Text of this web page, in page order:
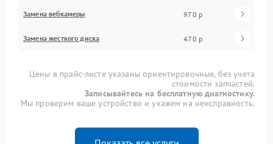
Замена вебкамеры 970 р
Замена жесткого диска 470 р
Цены в прайс-листе указаны ориентировочные, без учета
стоимости запчастей.
Записывайтесь на бесплатную диагностику.
Мы проверим ваше устройство и укажем на неисправность.